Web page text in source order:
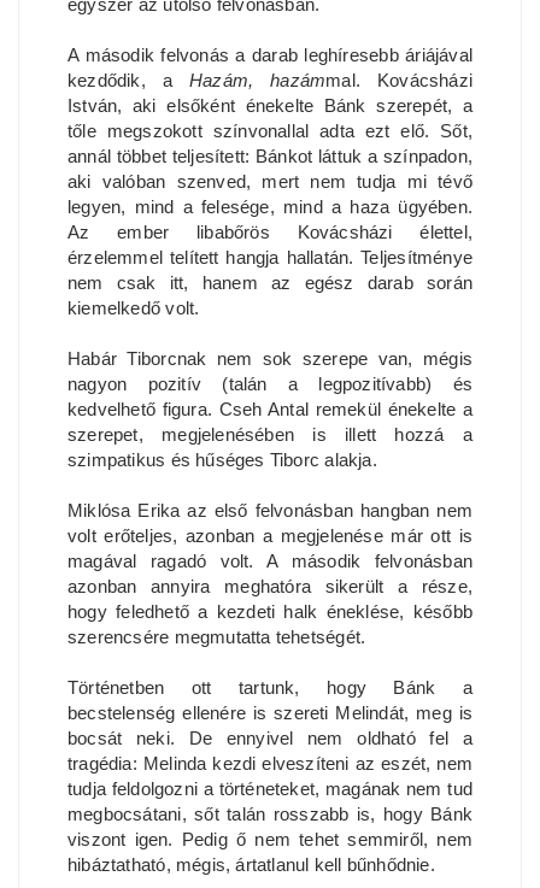
egyszer az utolsó felvonásban.
A második felvonás a darab leghíresebb áriájával
kezdődik, a Hazám, hazámmal. Kovácsházi
István, aki elsőként énekelte Bánk szerepét, a
tőle megszokott színvonallal adta ezt elő. Sőt,
annál többet teljesített: Bánkot láttuk a színpadon,
aki valóban szenved, mert nem tudja mi tévő
legyen, mind a felesége, mind a haza ügyében.
Az ember libabőrös Kovácsházi élettel,
érzelemmel telített hangja hallatán. Teljesítménye
nem csak itt, hanem az egész darab során
kiemelkedő volt.
Habár Tiborcnak nem sok szerepe van, mégis
nagyon pozitív (talán a legpozitívabb) és
kedvelhető figura. Cseh Antal remekül énekelte a
szerepet, megjelenésében is illett hozzá a
szimpatikus és hűséges Tiborc alakja.
Miklósa Erika az első felvonásban hangban nem
volt erőteljes, azonban a megjelenése már ott is
magával ragadó volt. A második felvonásban
azonban annyira meghatóra sikerült a része,
hogy feledhető a kezdeti halk éneklése, később
szerencsére megmutatta tehetségét.
Történetben ott tartunk, hogy Bánk a
becstelenség ellenére is szereti Melindát, meg is
bocsát neki. De ennyivel nem oldható fel a
tragédia: Melinda kezdi elveszíteni az eszét, nem
tudja feldolgozni a történeteket, magának nem tud
megbocsátani, sőt talán rosszabb is, hogy Bánk
viszont igen. Pedig ő nem tehet semmiről, nem
hibáztatható, mégis, ártatlanul kell bűnhődnie.